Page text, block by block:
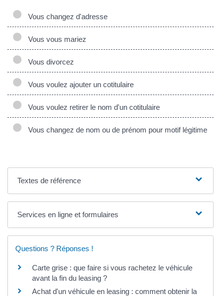
Vous changez d'adresse
Vous vous mariez
Vous divorcez
Vous voulez ajouter un cotitulaire
Vous voulez retirer le nom d'un cotitulaire
Vous changez de nom ou de prénom pour motif légitime
Textes de référence
Services en ligne et formulaires
Questions ? Réponses !
Carte grise : que faire si vous rachetez le véhicule
avant la fin du leasing ?
Achat d'un véhicule en leasing : comment obtenir la